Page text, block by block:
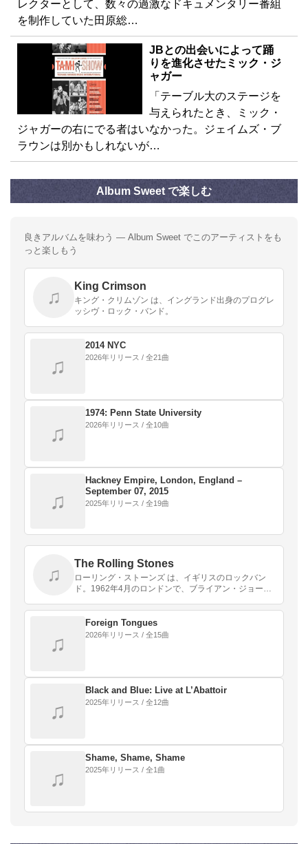
レクターとして、数々の過激なドキュメンタリー番組
を制作していた田原総…
JBとの出会いによって踊
りを進化させたミック・ジ
ャガー
「テーブル大のステージを
与えられたとき、ミック・
ジャガーの右にでる者はいなかった。ジェイムズ・ブ
ラウンは別かもしれないが…
Album Sweet で楽しむ
良きアルバムを味わう — Album Sweet でこのアーティストをも
っと楽しもう
♫
King Crimson
キング・クリムゾン は、イングランド出身のプログレ
ッシヴ・ロック・バンド。
♫
2014 NYC
2026年リリース / 全21曲
♫
1974: Penn State University
2026年リリース / 全10曲
♫
Hackney Empire, London, England –
September 07, 2015
2025年リリース / 全19曲
♫
The Rolling Stones
ローリング・ストーンズ は、イギリスのロックバン
ド。1962年4月のロンドンで、ブライアン・ジョーン
ス・リチャーズによって結成、その後間もなくビル・
ワイ…
♫
Foreign Tongues
2026年リリース / 全15曲
♫
Black and Blue: Live at L’Abattoir
2025年リリース / 全12曲
♫
Shame, Shame, Shame
2025年リリース / 全1曲